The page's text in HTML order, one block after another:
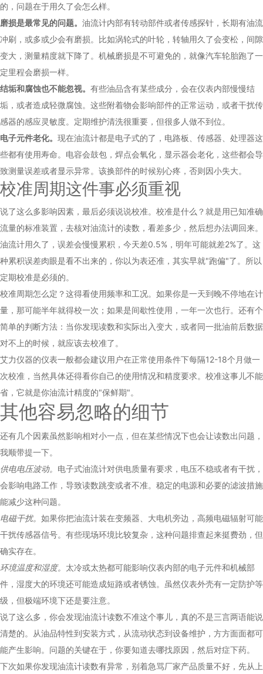
的，问题在于用久了会怎么样。
磨损是最常见的问题。 油流计内部有转动部件或者传感探针，长期有油流
冲刷，或多或少会有磨损。比如涡轮式的叶轮，转轴用久了会变松，间隙
变大，测量精度就下降了。机械磨损是不可避免的，就像汽车轮胎跑了一
定里程会磨损一样。
结垢和腐蚀也不能忽视。 有些油品含有某些成分，会在仪表内部慢慢结
垢，或者造成轻微腐蚀。这些附着物会影响部件的正常运动，或者干扰传
感器的感应灵敏度。定期维护清洗很重要，但很多人做不到位。
电子元件老化。 现在油流计都是电子式的了，电路板、传感器、处理器这
些都有使用寿命。电容会鼓包，焊点会氧化，显示器会老化，这些都会导
致测量误差或者显示异常。该换部件的时候别心疼，否则因小失大。
校准周期这件事必须重视
说了这么多影响因素，最后必须说说校准。校准是什么？就是用已知准确
流量的标准装置，去核对油流计的读数，看差多少，然后想办法调回来。
油流计用久了，误差会慢慢累积，今天差0.5%，明年可能就差2%了。这
种累积误差肉眼是看不出来的，你以为表还准，其实早就"跑偏"了。所以
定期校准是必须的。
校准周期怎么定？这得看使用频率和工况。如果你是一天到晚不停地在计
量，那可能半年就得校一次；如果是间歇性使用，一年一次也行。还有个
简单的判断方法：当你发现读数和实际出入变大，或者同一批油前后数据
对不上的时候，就应该去校准了。
艾力仪器的仪表一般都会建议用户在正常使用条件下每隔12-18个月做一
次校准，当然具体还得看你自己的使用情况和精度要求。校准这事儿不能
省，它就是你油流计精度的"保鲜期"。
其他容易忽略的细节
还有几个因素虽然影响相对小一点，但在某些情况下也会让读数出问题，
我顺带提一下。
供电电压波动。 电子式油流计对供电质量有要求，电压不稳或者有干扰，
会影响电路工作，导致读数跳变或者不准。稳定的电源和必要的滤波措施
能减少这种问题。
电磁干扰。 如果你把油流计装在变频器、大电机旁边，高频电磁辐射可能
干扰传感器信号。有些现场环境比较复杂，这种问题排查起来挺费劲，但
确实存在。
环境温度和湿度。 太冷或太热都可能影响仪表内部的电子元件和机械部
件，湿度大的环境还可能造成短路或者锈蚀。虽然仪表外壳有一定防护等
级，但极端环境下还是要注意。
说了这么多，你会发现油流计读数不准这个事儿，真的不是三言两语能说
清楚的。从油品特性到安装方式，从流动状态到设备维护，方方面面都可
能产生影响。问题的关键在于，你要知道去哪找原因，然后对症下药。
下次如果你发现油流计读数有异常，别着急骂厂家产品质量不好，先从上